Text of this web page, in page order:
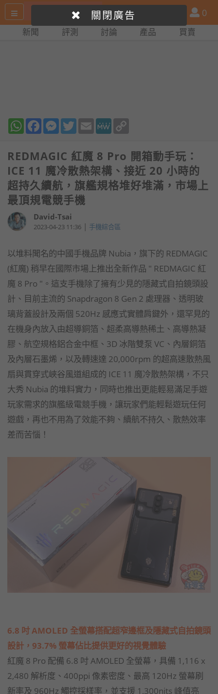
尋
產
品
比
會
員
0
新聞 評測 討論 產品 買賣
WhatsAppFacebookMessenger
TwitterEmail MeWe
REDMAGIC 紅魔 8 Pro 開箱動手玩：
ICE 11 魔冷散熱架構、接近 20 小時的
超持久續航，旗艦規格堆好堆滿，市場上
最頂規電競手機
David-Tsai
2023-04-23 11:36 | 手機綜合區
以堆料聞名的中國手機品牌 Nubia，旗下的 REDMAGIC
(紅魔) 稍早在國際市場上推出全新作品 " REDMAGIC 紅
魔 8 Pro "。這支手機除了擁有少見的隱藏式自拍鏡頭設
計、目前主流的 Snapdragon 8 Gen 2 處理器、透明玻
璃背蓋設計及兩個 520Hz 感應式實體肩鍵外，還罕見的
在機身內放入由超導銅箔、超柔高導熱稀土、高導熱凝
膠、航空規格鋁合金中框、3D 冰階雙泵 VC、內層銅箔
及內層石墨烯，以及轉速達 20,000rpm 的超高速散熱風
扇與貫穿式峽谷風道組成的 ICE 11 魔冷散熱架構，不只
大秀 Nubia 的堆料實力，同時也推出更能輕易滿足手遊
玩家需求的旗艦級電競手機，讓玩家們能輕鬆遊玩任何
遊戲，再也不用為了效能不夠、續航不持久、散熱效率
差而苦惱！
關閉廣告
6.8 吋 AMOLED 全螢幕搭配超窄邊框及隱藏式自拍鏡頭
設計，93.7% 螢幕佔比提供更好的視覺體驗
紅魔 8 Pro 配備 6.8 吋 AMOLED 全螢幕，具備 1,116 x
2,480 解析度、400ppi 像素密度、最高 120Hz 螢幕刷
新率及 960Hz 觸控採樣率，並支援 1,300nits 峰值亮